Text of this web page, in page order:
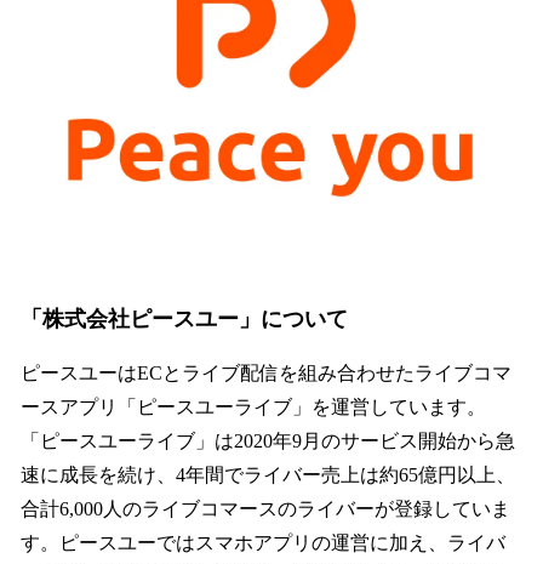
「株式会社ピースユー」について
ピースユーはECとライブ配信を組み合わせたライブコマ
ースアプリ「ピースユーライブ」を運営しています。
「ピースユーライブ」は2020年9月のサービス開始から急
速に成長を続け、4年間でライバー売上は約65億円以上、
合計6,000人のライブコマースのライバーが登録していま
す。ピースユーではスマホアプリの運営に加え、ライバ